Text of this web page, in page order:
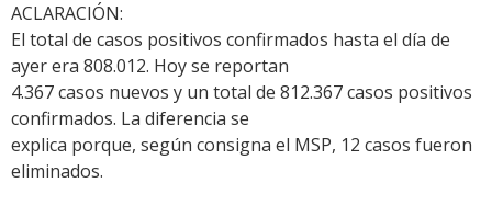
ACLARACIÓN:
El total de casos positivos confirmados hasta el día de
ayer era 808.012. Hoy se reportan
4.367 casos nuevos y un total de 812.367 casos positivos
confirmados. La diferencia se
explica porque, según consigna el MSP, 12 casos fueron
eliminados.